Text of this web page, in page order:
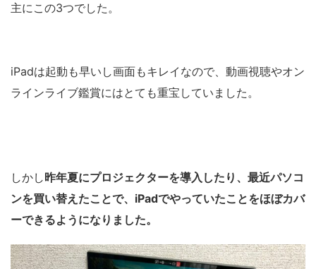
主にこの3つでした。
iPadは起動も早いし画面もキレイなので、動画視聴やオン
ラインライブ鑑賞にはとても重宝していました。
しかし昨年夏にプロジェクターを導入したり、最近パソコ
ンを買い替えたことで、iPadでやっていたことをほぼカバ
ーできるようになりました。